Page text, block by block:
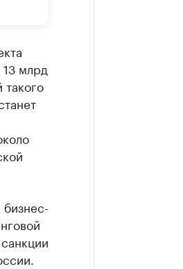
млрд